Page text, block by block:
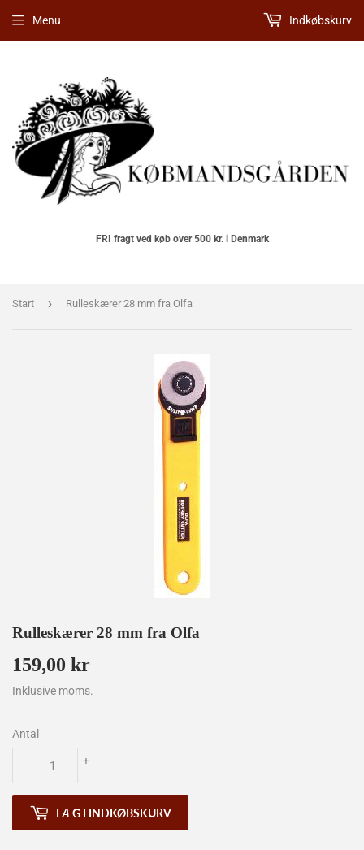
FRI fragt ved køb over 500 kr. i Denmark
Menu Indkøbskurv
Start › Rulleskærer 28 mm fra Olfa
Rulleskærer 28 mm fra Olfa
159,00 kr
kr
Inklusive moms.
Antal
+
-
LÆG I INDKØBSKURV